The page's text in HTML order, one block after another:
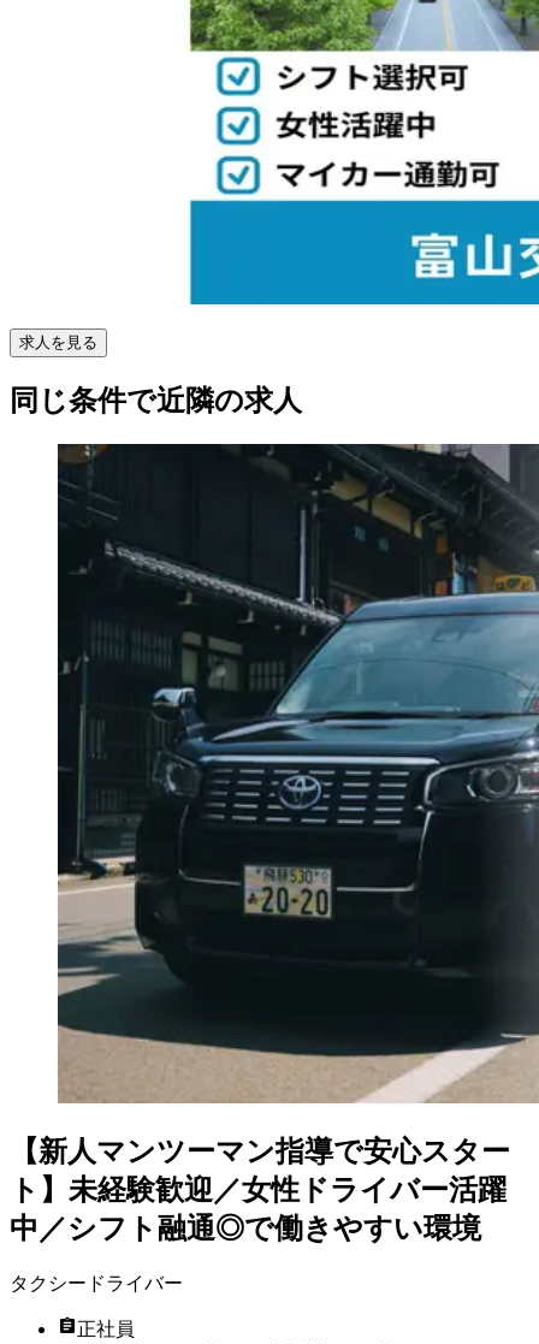
求人を見る
同じ条件で近隣の求人
【新人マンツーマン指導で安心スター
ト】未経験歓迎／女性ドライバー活躍
中／シフト融通◎で働きやすい環境
タクシードライバー
正社員